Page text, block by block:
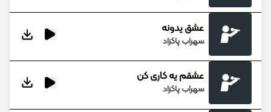
عشق یدونه
سهراب پاکزاد
عشقم یه کاری کن
سهراب پاکزاد